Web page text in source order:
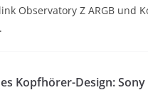
Observatory Z ARGB und
Kopfhörer-Design: Sony